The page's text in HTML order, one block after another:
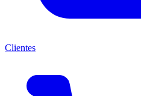
Clientes